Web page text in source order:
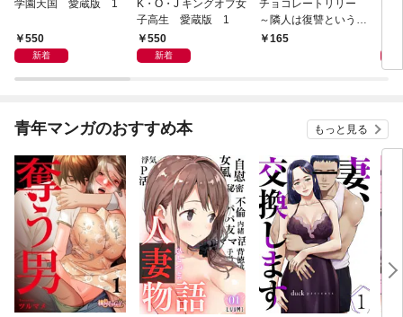
学園天国 愛蔵版 1
550
新着
K・O・J キングオブ女
子高生 愛蔵版 1
550
新着
チョコレートリリー
～隣人は復讐という名
の毒をもつ～ 1
165
青年マンガのおすすめ本 もっと見る